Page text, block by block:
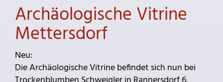
Archäologische Vitrine
Mettersdorf
Neu:
Die Archäologische Vitrine befindet sich nun bei